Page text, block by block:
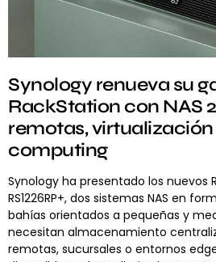
Synology renueva su
RackStation con NAS
remotas, virtualización
computing
Synology ha presentado los nuevos
RS1226RP+, dos sistemas NAS en
bahías orientados a pequeñas y
necesitan almacenamiento
remotas, sucursales o entornos